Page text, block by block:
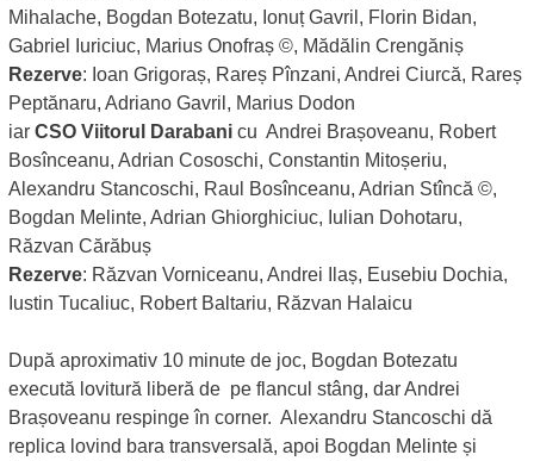
Mihalache, Bogdan Botezatu, Ionuț Gavril, Florin Bidan,
Gabriel Iuriciuc, Marius Onofraș ©, Mădălin Crengăniș
Rezerve: Ioan Grigoraș, Rareș Pînzani, Andrei Ciurcă, Rareș
Peptănaru, Adriano Gavril, Marius Dodon
iarCSO Viitorul Darabanicu Andrei Brașoveanu, Robert
Bosînceanu, Adrian Cososchi, Constantin Mitoșeriu,
Alexandru Stancoschi, Raul Bosînceanu, Adrian Stîncă ©,
Bogdan Melinte, Adrian Ghiorghiciuc, Iulian Dohotaru,
Răzvan Cărăbuș
Rezerve: Răzvan Vorniceanu, Andrei Ilaș, Eusebiu Dochia,
Iustin Tucaliuc, Robert Baltariu, Răzvan Halaicu
După aproximativ 10 minute de joc, Bogdan Botezatu
execută lovitură liberă de pe flancul stâng, dar Andrei
Brașoveanu respinge în corner. Alexandru Stancoschi dă
replica lovind bara transversală, apoi Bogdan Melinte și